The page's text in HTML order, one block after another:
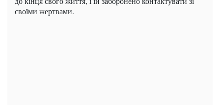
своїми жертвами.